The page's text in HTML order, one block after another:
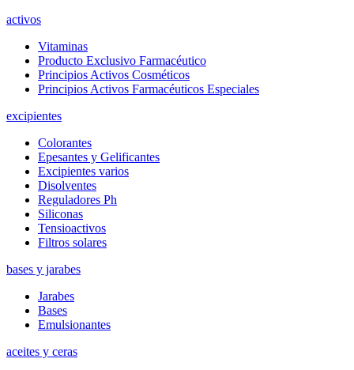
activos
Vitaminas
Producto Exclusivo Farmacéutico
Principios Activos Cosméticos
Principios Activos Farmacéuticos Especiales
excipientes
Colorantes
Epesantes y Gelificantes
Excipientes varios
Disolventes
Reguladores Ph
Siliconas
Tensioactivos
Filtros solares
bases y jarabes
Jarabes
Bases
Emulsionantes
aceites y ceras